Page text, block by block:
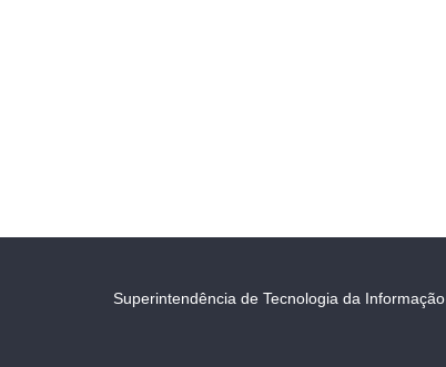
Superintendência de Tecnologia da Informação